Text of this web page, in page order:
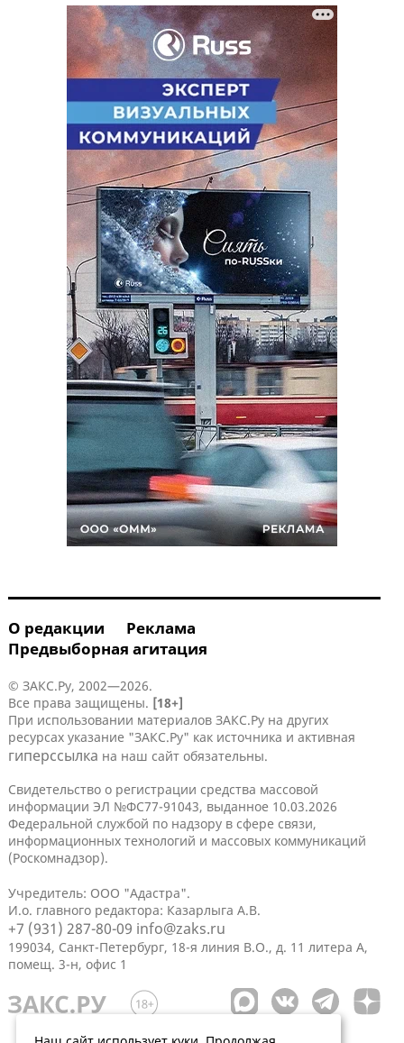
О редакции
Реклама
Предвыборная агитация
© ЗАКС.Ру, 2002—2026.
Все права защищены. [18+]
При использовании материалов ЗАКС.Ру на других
ресурсах указание "ЗАКС.Ру" как источника и активная
гиперссылка на наш сайт обязательны.
Свидетельство о регистрации средства массовой
информации ЭЛ №ФС77-91043, выданное 10.03.2026
Федеральной службой по надзору в сфере связи,
информационных технологий и массовых коммуникаций
(Роскомнадзор).
Учредитель: ООО "Адастра".
И.о. главного редактора: Казарлыга А.В.
+7 (931) 287-80-09 info@zaks.ru
199034, Санкт-Петербург, 18-я линия В.О., д. 11 литера А,
помещ. 3-н, офис 1